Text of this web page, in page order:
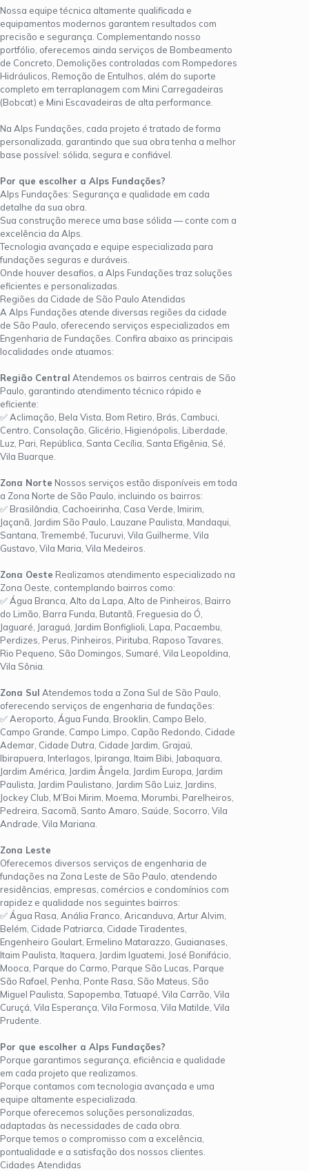
Nossa equipe técnica altamente qualificada e
equipamentos modernos garantem resultados com
precisão e segurança. Complementando nosso
portfólio, oferecemos ainda serviços de Bombeamento
de Concreto, Demolições controladas com Rompedores
Hidráulicos, Remoção de Entulhos, além do suporte
completo em terraplanagem com Mini Carregadeiras
(Bobcat) e Mini Escavadeiras de alta performance.
Na Alps Fundações, cada projeto é tratado de forma
personalizada, garantindo que sua obra tenha a melhor
base possível: sólida, segura e confiável.
Por que escolher a Alps Fundações?
Alps Fundações: Segurança e qualidade em cada
detalhe da sua obra.
Sua construção merece uma base sólida — conte com a
excelência da Alps.
Tecnologia avançada e equipe especializada para
fundações seguras e duráveis.
Onde houver desafios, a Alps Fundações traz soluções
eficientes e personalizadas.
Regiões da Cidade de São Paulo Atendidas
A Alps Fundações atende diversas regiões da cidade
de São Paulo, oferecendo serviços especializados em
Engenharia de Fundações. Confira abaixo as principais
localidades onde atuamos:
Região Central Atendemos os bairros centrais de São
Paulo, garantindo atendimento técnico rápido e
eficiente:
✅ Aclimação, Bela Vista, Bom Retiro, Brás, Cambuci,
Centro, Consolação, Glicério, Higienópolis, Liberdade,
Luz, Pari, República, Santa Cecília, Santa Efigênia, Sé,
Vila Buarque.
Zona Norte Nossos serviços estão disponíveis em toda
a Zona Norte de São Paulo, incluindo os bairros:
✅ Brasilândia, Cachoeirinha, Casa Verde, Imirim,
Jaçanã, Jardim São Paulo, Lauzane Paulista, Mandaqui,
Santana, Tremembé, Tucuruvi, Vila Guilherme, Vila
Gustavo, Vila Maria, Vila Medeiros.
Zona Oeste Realizamos atendimento especializado na
Zona Oeste, contemplando bairros como:
✅ Água Branca, Alto da Lapa, Alto de Pinheiros, Bairro
do Limão, Barra Funda, Butantã, Freguesia do Ó,
Jaguaré, Jaraguá, Jardim Bonfiglioli, Lapa, Pacaembu,
Perdizes, Perus, Pinheiros, Pirituba, Raposo Tavares,
Rio Pequeno, São Domingos, Sumaré, Vila Leopoldina,
Vila Sônia.
Zona Sul Atendemos toda a Zona Sul de São Paulo,
oferecendo serviços de engenharia de fundações:
✅ Aeroporto, Água Funda, Brooklin, Campo Belo,
Campo Grande, Campo Limpo, Capão Redondo, Cidade
Ademar, Cidade Dutra, Cidade Jardim, Grajaú,
Ibirapuera, Interlagos, Ipiranga, Itaim Bibi, Jabaquara,
Jardim América, Jardim Ângela, Jardim Europa, Jardim
Paulista, Jardim Paulistano, Jardim São Luiz, Jardins,
Jockey Club, M’Boi Mirim, Moema, Morumbi, Parelheiros,
Pedreira, Sacomã, Santo Amaro, Saúde, Socorro, Vila
Andrade, Vila Mariana.
Zona Leste
Oferecemos diversos serviços de engenharia de
fundações na Zona Leste de São Paulo, atendendo
residências, empresas, comércios e condomínios com
rapidez e qualidade nos seguintes bairros:
✅ Água Rasa, Anália Franco, Aricanduva, Artur Alvim,
Belém, Cidade Patriarca, Cidade Tiradentes,
Engenheiro Goulart, Ermelino Matarazzo, Guaianases,
Itaim Paulista, Itaquera, Jardim Iguatemi, José Bonifácio,
Mooca, Parque do Carmo, Parque São Lucas, Parque
São Rafael, Penha, Ponte Rasa, São Mateus, São
Miguel Paulista, Sapopemba, Tatuapé, Vila Carrão, Vila
Curuçá, Vila Esperança, Vila Formosa, Vila Matilde, Vila
Prudente.
Por que escolher a Alps Fundações?
Porque garantimos segurança, eficiência e qualidade
em cada projeto que realizamos.
Porque contamos com tecnologia avançada e uma
equipe altamente especializada.
Porque oferecemos soluções personalizadas,
adaptadas às necessidades de cada obra.
Porque temos o compromisso com a excelência,
pontualidade e a satisfação dos nossos clientes.
Cidades Atendidas